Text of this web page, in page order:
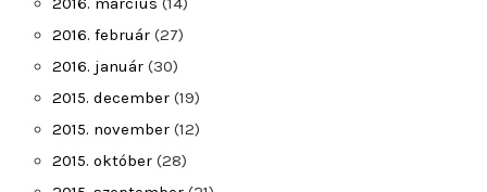
2016. február (27)
2016. január (30)
2015. december (19)
2015. november (12)
2015. október (28)